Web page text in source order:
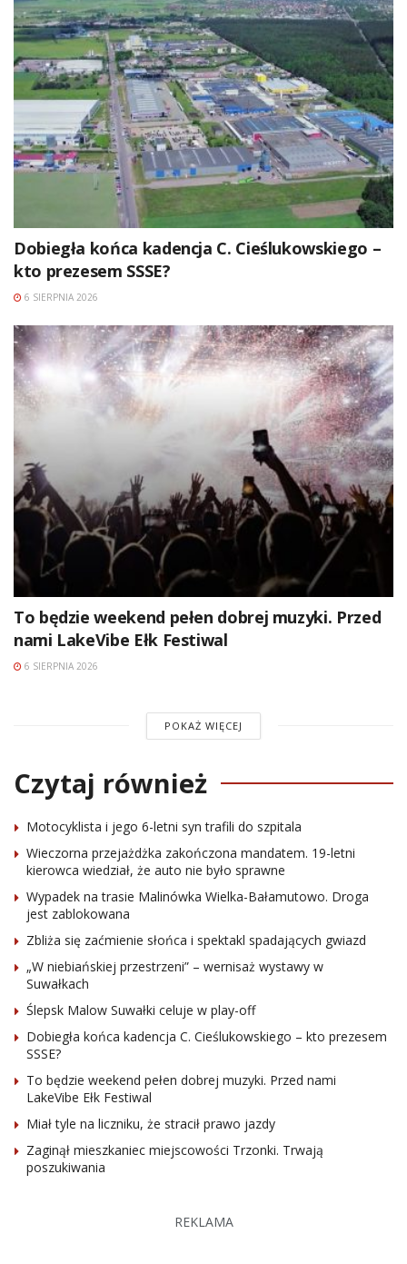
Dobiegła końca kadencja C. Cieślukowskiego –
kto prezesem SSSE?
6 SIERPNIA 2026
To będzie weekend pełen dobrej muzyki. Przed
nami LakeVibe Ełk Festiwal
6 SIERPNIA 2026
POKAŻ WIĘCEJ
Czytaj również
Motocyklista i jego 6-letni syn trafili do szpitala
Wieczorna przejażdżka zakończona mandatem. 19-letni
kierowca wiedział, że auto nie było sprawne
Wypadek na trasie Malinówka Wielka-Bałamutowo. Droga
jest zablokowana
Zbliża się zaćmienie słońca i spektakl spadających gwiazd
„W niebiańskiej przestrzeni” – wernisaż wystawy w
Suwałkach
Ślepsk Malow Suwałki celuje w play-off
Dobiegła końca kadencja C. Cieślukowskiego – kto prezesem
SSSE?
To będzie weekend pełen dobrej muzyki. Przed nami
LakeVibe Ełk Festiwal
Miał tyle na liczniku, że stracił prawo jazdy
Zaginął mieszkaniec miejscowości Trzonki. Trwają
poszukiwania
REKLAMA